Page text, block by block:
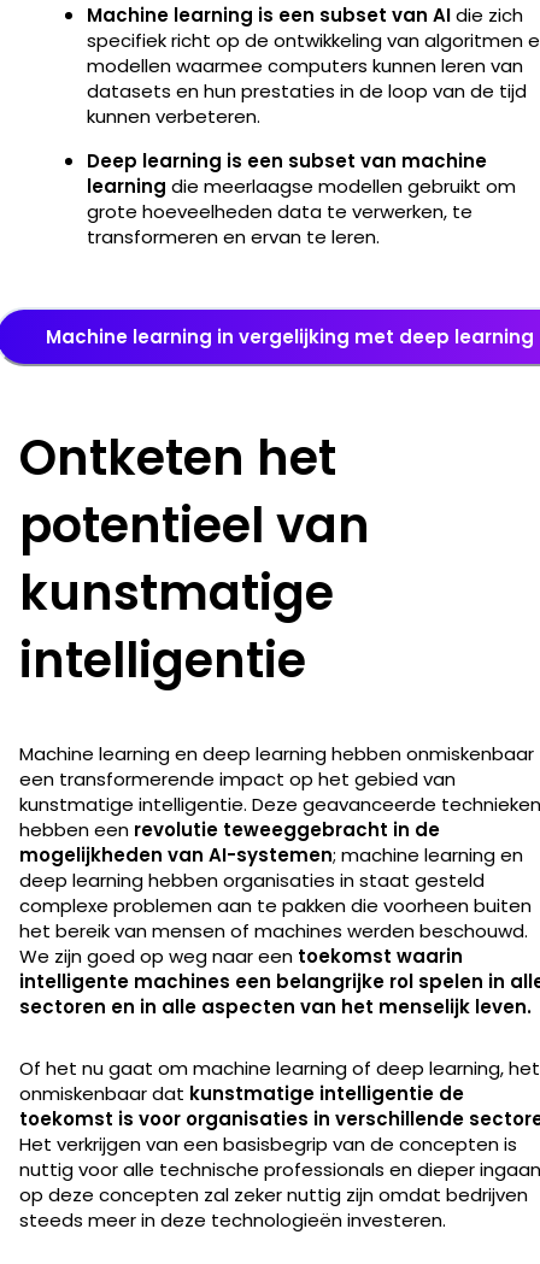
Machine learning is een subset van AIdie zich
specifiek richt op de ontwikkeling van algoritmen
modellen waarmee computers kunnen leren van
datasets en hun prestaties in de loop van de tijd
kunnen verbeteren.
Deep learning is een subset van machine
learning die meerlaagse modellen gebruikt om
grote hoeveelheden data te verwerken, te
transformeren en ervan te leren.
Machine learning in vergelijking met deep learning
Ontketen het
potentieel van
kunstmatige
intelligentie
Machine learning en deep learning hebben onmiskenbaar
een transformerende impact op het gebied van
kunstmatige intelligentie. Deze geavanceerde technieken
hebben een revolutie teweeggebracht in de
mogelijkheden van AI-systemen; machine learning en
deep learning hebben organisaties in staat gesteld
complexe problemen aan te pakken die voorheen buiten
het bereik van mensen of machines werden beschouwd.
We zijn goed op weg naar een toekomst waarin
intelligente machines een belangrijke rol spelen in
sectoren en in alle aspecten van het menselijk leven.
Of het nu gaat om machine learning of deep learning,
onmiskenbaar dat kunstmatige intelligentie de
toekomst is voor organisaties in verschillende
Het verkrijgen van een basisbegrip van de concepten is
nuttig voor alle technische professionals en dieper ingaan
op deze concepten zal zeker nuttig zijn omdat bedrijven
steeds meer in deze technologieën investeren.